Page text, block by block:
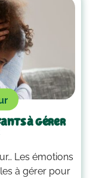
à gérer
Les émotions
à gérer pour